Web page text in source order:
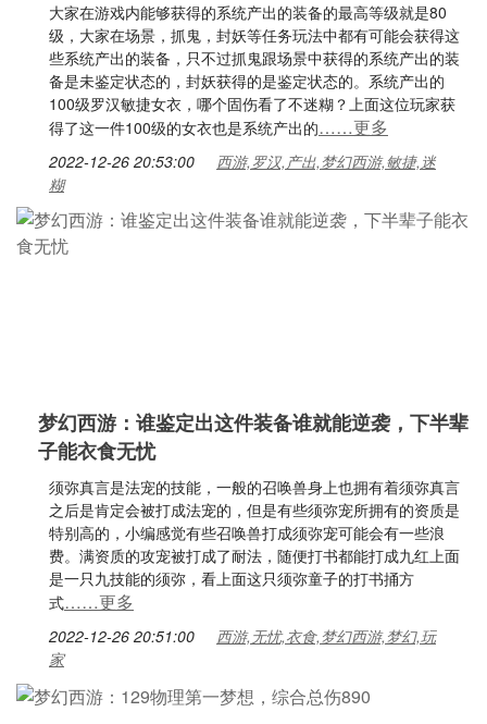
大家在游戏内能够获得的系统产出的装备的最高等级就是80
级，大家在场景，抓鬼，封妖等任务玩法中都有可能会获得这
些系统产出的装备，只不过抓鬼跟场景中获得的系统产出的装
备是未鉴定状态的，封妖获得的是鉴定状态的。系统产出的
100级罗汉敏捷女衣，哪个固伤看了不迷糊？上面这位玩家获
得了这一件100级的女衣也是系统产出的……更多
2022-12-26 20:53:00
西游,罗汉,产出,梦幻西游,敏捷,迷
糊
梦幻西游：谁鉴定出这件装备谁就能逆袭，下半辈
子能衣食无忧
须弥真言是法宠的技能，一般的召唤兽身上也拥有着须弥真言
之后是肯定会被打成法宠的，但是有些须弥宠所拥有的资质是
特别高的，小编感觉有些召唤兽打成须弥宠可能会有一些浪
费。满资质的攻宠被打成了耐法，随便打书都能打成九红上面
是一只九技能的须弥，看上面这只须弥童子的打书捅方
式……更多
2022-12-26 20:51:00
西游,无忧,衣食,梦幻西游,梦幻,玩
家